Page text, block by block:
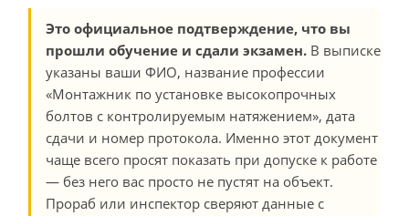
Это официальное подтверждение, что вы
прошли обучение и сдали экзамен. В выписке
указаны ваши ФИО, название профессии
«Монтажник по установке высокопрочных
болтов с контролируемым натяжением», дата
сдачи и номер протокола. Именно этот документ
чаще всего просят показать при допуске к работе
— без него вас просто не пустят на объект.
Прораб или инспектор сверяют данные с